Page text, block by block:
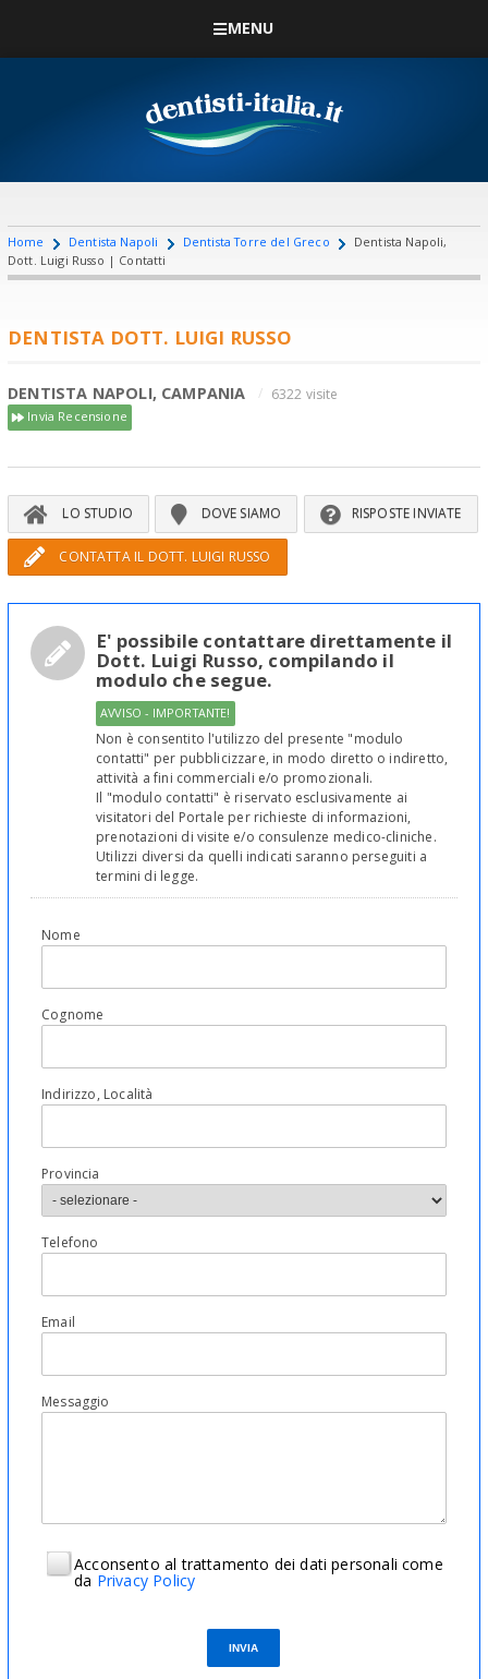
MENU
Home Dentista Napoli Dentista Torre del Greco
Dentista Napoli,
Dott. Luigi Russo | Contatti
DENTISTA DOTT. LUIGI RUSSO
DENTISTA NAPOLI, CAMPANIA 6322 visite
Invia Recensione
LO STUDIO DOVE SIAMO RISPOSTE INVIATE
CONTATTA IL DOTT. LUIGI RUSSO
E' possibile contattare direttamente il
Dott. Luigi Russo, compilando il
modulo che segue.
AVVISO - IMPORTANTE!
Non è consentito l'utilizzo del presente "modulo
contatti" per pubblicizzare, in modo diretto o indiretto,
attività a fini commerciali e/o promozionali.
Il "modulo contatti" è riservato esclusivamente ai
visitatori del Portale per richieste di informazioni,
prenotazioni di visite e/o consulenze medico-cliniche.
Utilizzi diversi da quelli indicati saranno perseguiti a
termini di legge.
Nome
Cognome
Indirizzo, Località
Provincia
Telefono
Email
Messaggio
Acconsento al trattamento dei dati personali come
da Privacy Policy